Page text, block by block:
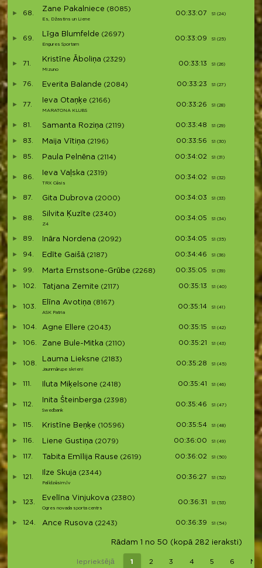
68.
Zane Pakalniece (8085)
Es, Džastins un Liene
00:33:07 S1 (24)
69.
Līga Blumfelde (2697)
Engures Sportam
00:33:09 S1 (25)
71.
Kristīne Āboliņa (2329)
Mizuno
00:33:13 S1 (26)
76. Everita Balande (2084) 00:33:23 S1 (27)
77.
Ieva Otaņķe (2166)
MARATONA KLUBS
00:33:26 S1 (28)
81. Samanta Roziņa (2119) 00:33:48 S1 (29) S29
83. Maija Vītiņa (2196) 00:33:56 S1 (30) S30
85. Paula Pelnēna (2114) 00:34:02 S1 (31) S31
86.
Ieva Vaļska (2319)
TRX Cēsis
00:34:02 S1 (32)
87. Gita Dubrova (2000) 00:34:03 S1 (33)
88.
Silvita Ķuzīte (2340)
Z4
00:34:05 S1 (34)
89. Ināra Nordena (2092) 00:34:05 S1 (35)
94. Edīte Gaišā (2187) 00:34:46 S1 (36)
99. Marta Ernstsone-Grūbe (2268) 00:35:05 S1 (39)
102. Tatjana Zemite (2117) 00:35:13 S1 (40)
103.
Elīna Avotiņa (8167)
ASK Patria
00:35:14 S1 (41)
104. Agne Ellere (2043) 00:35:15 S1 (42) S40
106. Zane Bule-Mitka (2110) 00:35:21 S1 (43)
108.
Lauma Lieksne (2183)
Jaunmārupe skrien!
00:35:28 S1 (45)
111. Iluta Miķelsone (2418) 00:35:41 S1 (46)
112.
Inita Šteinberga (2398)
Swedbank
00:35:46 S1 (47)
115. Kristīne Beņķe (10596) 00:35:54 S1 (48)
116. Liene Gustiņa (2079) 00:36:00 S1 (49)
117. Tabita Emīlija Rause (2619) 00:36:02 S1 (50)
121.
Ilze Skuja (2344)
Palīdzēsim.lv
00:36:27 S1 (52)
123.
Evelīna Vinjukova (2380)
Ogres novada sporta centrs
00:36:31 S1 (53)
124. Ance Rusova (2243) 00:36:39 S1 (54)
Rādam 1 no 50 (kopā 282 ieraksti)
Iepriekšējā 1 2 3 4 5 6